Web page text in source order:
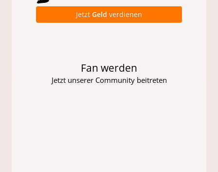
Jetzt Geld verdienen
Fan werden
Jetzt unserer Community beitreten